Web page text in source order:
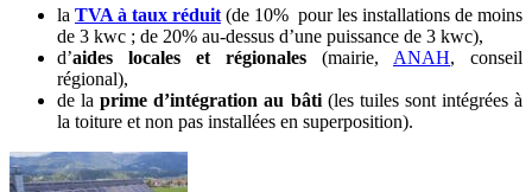
la TVA à taux réduit (de 10% pour les installations de moins
de 3 kwc ; de 20% au-dessus d’une puissance de 3 kwc),
d’aides locales et régionales (mairie, ANAH, conseil
régional),
de laprime d’intégration au bâti (les tuiles sont intégrées à
la toiture et non pas installées en superposition).